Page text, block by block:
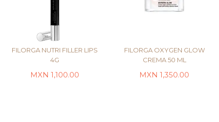
FILORGA OXYGEN GLOW
CREMA 50 ML
1,350.00
FILORGA NUTRI FILLER LIPS
4G
1,100.00